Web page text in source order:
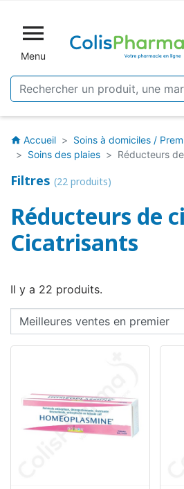

Menu
home Accueil
Soins à domiciles /
Soins des plaies
Réducteurs
Filtres (22 produits)
Réducteurs de
Cicatrisants
Il y a 22 produits.